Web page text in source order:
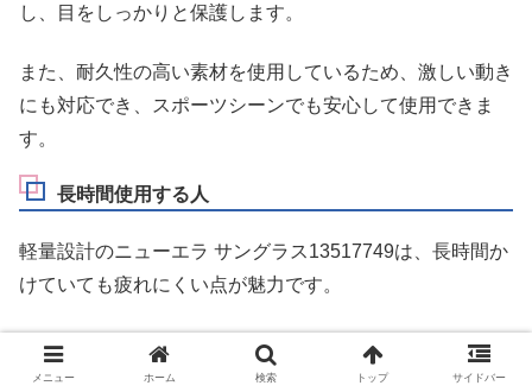
し、目をしっかりと保護します。
また、耐久性の高い素材を使用しているため、激しい動き
にも対応でき、スポーツシーンでも安心して使用できま
す。
長時間使用する人
軽量設計のニューエラ サングラス13517749は、長時間か
けていても疲れにくい点が魅力です。
耳や鼻にかかる負担が少なく、快適な装着感が得られま
す。
メニュー ホーム 検索 トップ サイドバー